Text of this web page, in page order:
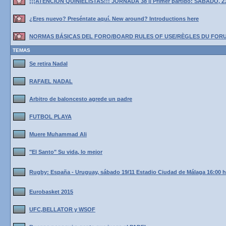
¿Eres nuevo? Preséntate aquí. New around? Introductions here
NORMAS BÁSICAS DEL FORO/BOARD RULES OF USE/RÈGLES DU
TEMAS
Se retira Nadal
RAFAEL NADAL
Arbitro de baloncesto agrede un padre
FUTBOL PLAYA
Muere Muhammad Ali
"El Santo" Su vida, lo mejor
Rugby: España - Uruguay, sábado 19/11 Estadio Ciudad de Málaga 16:00
Eurobasket 2015
UFC,BELLATOR y WSOF